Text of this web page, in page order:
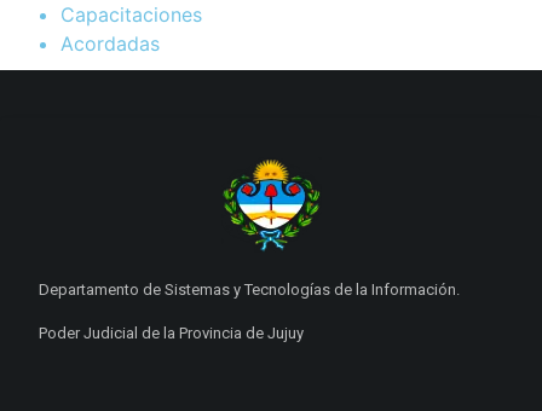
Capacitaciones
Acordadas
Departamento de Sistemas y Tecnologías de la Información.
Poder Judicial de la Provincia de Jujuy